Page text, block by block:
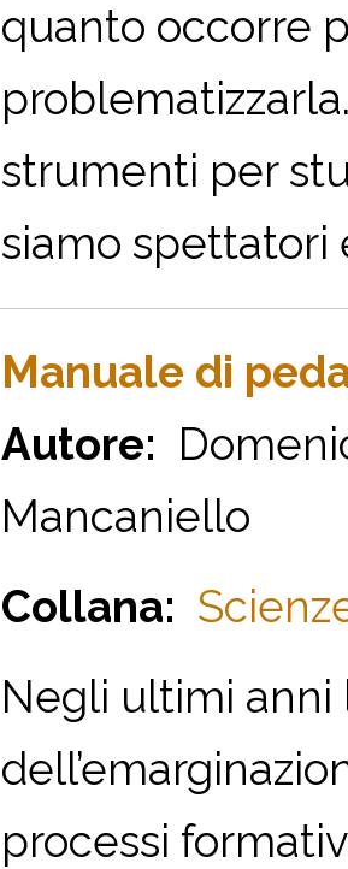
quanto occorre
strumenti per
siamo spettatori
Manuale di
Autore:
Mancaniello
Collana:
Negli ultimi
processi